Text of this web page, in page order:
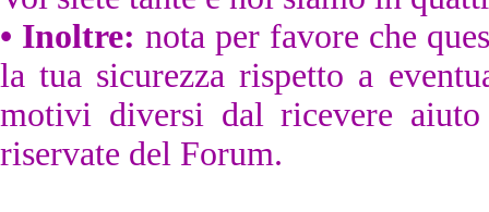
• Inoltre: nota per favore che
la tua sicurezza rispetto a
motivi diversi dal ricevere
riservate del Forum.